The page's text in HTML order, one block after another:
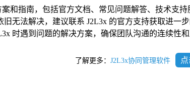
和指南，包括官方文档、常见问题解答、技术支
无法解决，建议联系 J2L3x 的官方支持获取进一
时遇到问题的解决方案，确保团队沟通的连续性和
了解更多： J2L3x协同管理软件